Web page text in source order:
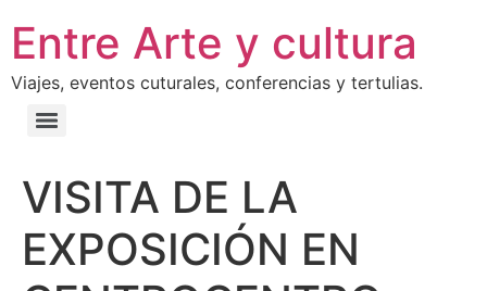
Entre Arte y cultura
Viajes, eventos cuturales, conferencias y tertulias.
VISITA DE LA
EXPOSICIÓN EN